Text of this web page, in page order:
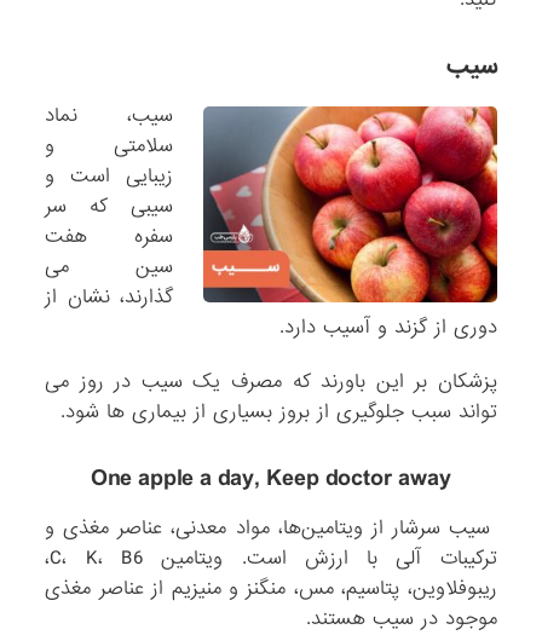
سیب
سیب، نماد
سلامتی و
زیبایی است و
سیبی که سر
سفره هفت
سین می
گذارند، نشان از
دوری از گزند و آسیب دارد.
پزشکان بر این باورند که مصرف یک سیب در روز می
تواند سبب جلوگیری از بروز بسیاری از بیماری ها شود.
One apple a day, Keep doctor away
سیب سرشار از ویتامین‌ها، مواد معدنی، عناصر مغذی و
ترکیبات آلی با ارزش است. ویتامین C، K، B6،
ریبوفلاوین، پتاسیم، مس، منگنز و منیزیم از عناصر مغذی
موجود در سیب هستند.